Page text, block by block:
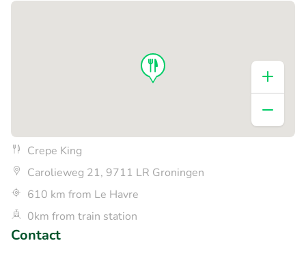
Crepe King
Carolieweg 21, 9711 LR Groningen
610 km from Le Havre
0km from train station
Contact